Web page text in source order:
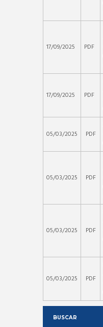
17/09/2025 PDF
17/09/2025 PDF
05/03/2025 PDF
05/03/2025 PDF
05/03/2025 PDF
05/03/2025 PDF
BUSCAR